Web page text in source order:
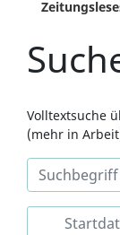
Volltextsuche
(mehr in